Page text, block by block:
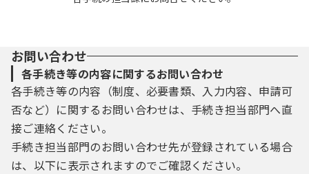
お問い合わせ
各手続き等の内容に関するお問い合わせ
各手続き等の内容（制度、必要書類、入力内容、申請可
否など）に関するお問い合わせは、手続き担当部門へ直
接ご連絡ください。
手続き担当部門のお問い合わせ先が登録されている場合
は、以下に表示されますのでご確認ください。